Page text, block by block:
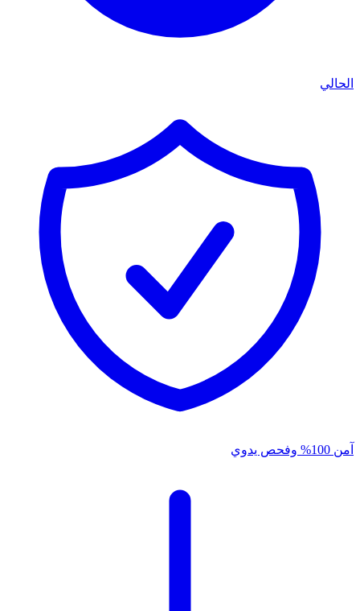
الحالي
آمن 100% وفحص يدوي